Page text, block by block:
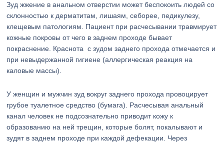
Зуд жжение в анальном отверстии может беспокоить людей со
склонностью к дерматитам, лишаям, себорее, педикулезу,
клещевым патологиям. Пациент при расчесывании травмирует
кожные покровы от чего в заднем проходе бывает
покраснение. Краснота с зудом заднего прохода отмечается и
при невыдержанной гигиене (аллергическая реакция на
каловые массы).
У женщин и мужчин зуд вокруг заднего прохода провоцирует
грубое туалетное средство (бумага). Расчесывая анальный
канал человек не подсознательно приводит кожу к
образованию на ней трещин, которые болят, покалывают и
зудят в заднем проходе при каждой дефекации. Через